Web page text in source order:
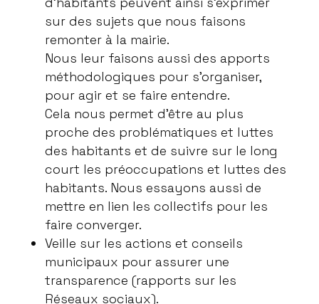
sur des sujets que nous faisons
remonter à la mairie.
Nous leur faisons aussi des apports
méthodologiques pour s’organiser,
pour agir et se faire entendre.
Cela nous permet d’être au plus
proche des problématiques et luttes
des habitants et de suivre sur le long
court les préoccupations et luttes des
habitants. Nous essayons aussi de
mettre en lien les collectifs pour les
faire converger.
Veille sur les actions et conseils
municipaux pour assurer une
transparence (rapports sur les
Réseaux sociaux).